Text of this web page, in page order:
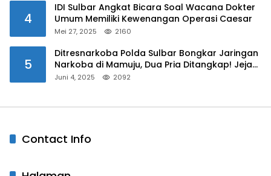
4
IDI Sulbar Angkat Bicara Soal Wacana Dokter
Umum Memiliki Kewenangan Operasi Caesar
Mei 27, 2025 2160
5
Ditresnarkoba Polda Sulbar Bongkar Jaringan
Narkoba di Mamuju, Dua Pria Ditangkap! Jejak
Juni 4, 2025 2092
Contact Info